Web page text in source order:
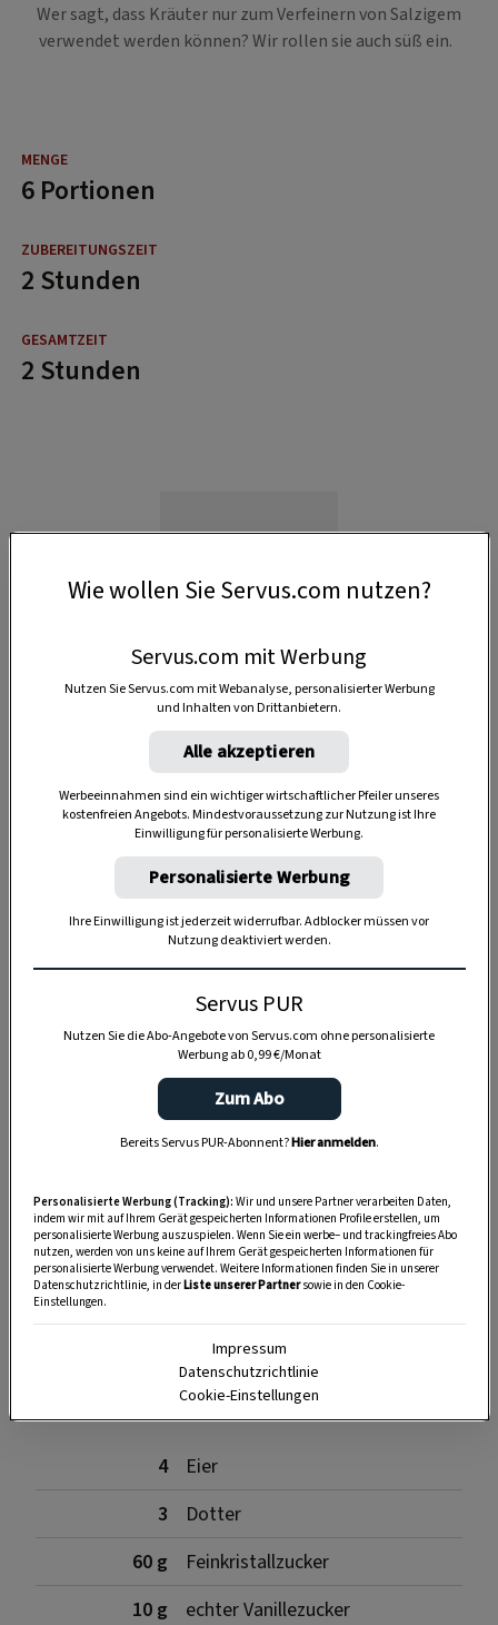
Wer sagt, dass Kräuter nur zum Verfeinern von Salzigem
verwendet werden können? Wir rollen sie auch süß ein.
6 Portionen
2 Stunden
2 Stunden
Anzeige
SPEICHERN DRUCKEN
Zutaten für die Roulade
4
Eier
3
Dotter
60 g
Feinkristallzucker
10 g
echter Vanillezucker
Wie wollen Sie Servus.com nutzen?
Servus.com mit Werbung
Nutzen Sie Servus.com mit Webanalyse, personalisierter Werbung
und Inhalten von Drittanbietern.
Alle akzeptieren
Werbeeinnahmen sind ein wichtiger wirtschaftlicher Pfeiler unseres
kostenfreien Angebots. Mindestvoraussetzung zur Nutzung ist Ihre
Einwilligung für personalisierte Werbung.
Personalisierte Werbung
Ihre Einwilligung ist jederzeit widerrufbar. Adblocker müssen vor
Nutzung deaktiviert werden.
Servus PUR
Nutzen Sie die Abo-Angebote von Servus.com ohne personalisierte
Werbung ab 0,99 €/Monat
Zum Abo
Bereits Servus PUR-Abonnent?Hier anmelden.
Personalisierte Werbung (Tracking): Wir und unsere Partner verarbeiten Daten,
indem wir mit auf Ihrem Gerät gespeicherten Informationen Profile erstellen, um
personalisierte Werbung auszuspielen. Wenn Sie ein werbe– und trackingfreies Abo
nutzen, werden von uns keine auf Ihrem Gerät gespeicherten Informationen für
personalisierte Werbung verwendet. Weitere Informationen finden Sie in unserer
Datenschutzrichtlinie, in derListe unserer Partnersowie in den Cookie-
Einstellungen.
Impressum
Datenschutzrichtlinie
Cookie-Einstellungen